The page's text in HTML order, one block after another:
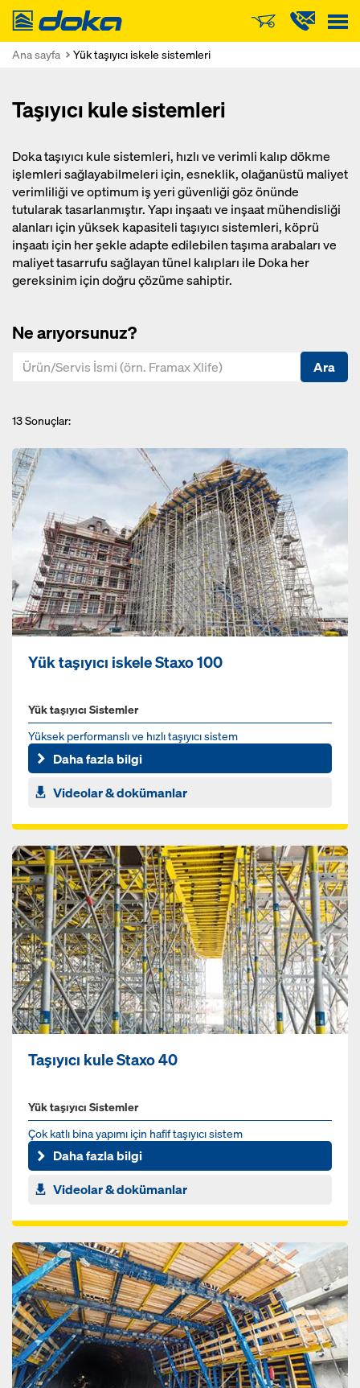
Doka
Ana sayfa Yük taşıyıcı iskele sistemleri
Taşıyıcı kule sistemleri
Doka taşıyıcı kule sistemleri, hızlı ve verimli kalıp dökme
işlemleri sağlayabilmeleri için, esneklik, olağanüstü maliyet
verimliliği ve optimum iş yeri güvenliği göz önünde
tutularak tasarlanmıştır. Yapı inşaatı ve inşaat mühendisliği
alanları için yüksek kapasiteli taşıyıcı sistemleri, köprü
inşaatı için her şekle adapte edilebilen taşıma arabaları ve
maliyet tasarrufu sağlayan tünel kalıpları ile Doka her
gereksinim için doğru çözüme sahiptir.
Ne arıyorsunuz?
Ara
13Sonuçlar:
Yük taşıyıcı iskele Staxo 100
Yük taşıyıcı Sistemler
Yüksek performanslı ve hızlı taşıyıcı sistem
Daha fazla bilgi
Videolar & dokümanlar
Taşıyıcı kule Staxo 40
Yük taşıyıcı Sistemler
Çok katlı bina yapımı için hafif taşıyıcı sistem
Daha fazla bilgi
Videolar & dokümanlar